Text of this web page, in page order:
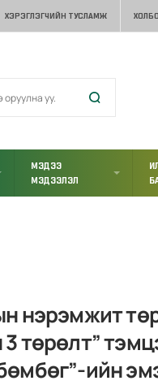
ХЭРЭГЛЭГЧИЙН ТУСЛАМЖ
МЭДЭЭ
МЭДЭЭЛЭЛ
нэрэмжит
төрөлт”
ийн